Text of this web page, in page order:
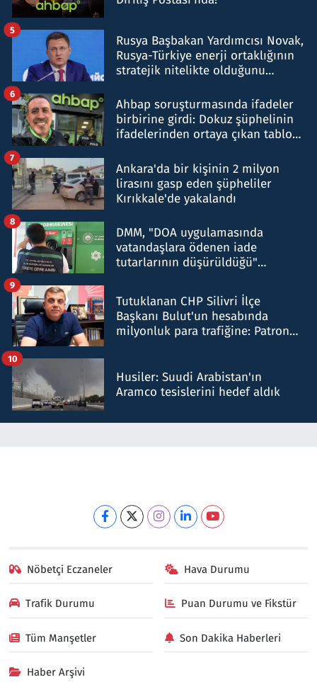
Rusya Başbakan Yardımcısı Novak,
Rusya-Türkiye enerji ortaklığının
stratejik nitelikte olduğunu
5
Ahbap soruşturmasında ifadeler
birbirine girdi: Dokuz şüphelinin
ifadelerinden ortaya çıkan tablo
6
Ankara'da bir kişinin 2 milyon
lirasını gasp eden şüpheliler
Kırıkkale'de yakalandı
7
DMM, "DOA uygulamasında
vatandaşlara ödenen iade
tutarlarının düşürüldüğü"
8
Tutuklanan CHP Silivri İlçe
Başkanı Bulut'un hesabında
milyonluk para trafiğine: Patron
9
Husiler: Suudi Arabistan'ın
Aramco tesislerini hedef aldık
10
Nöbetçi Eczaneler Hava Durumu
Trafik Durumu Puan Durumu ve Fikstür
Tüm Manşetler Son Dakika Haberleri
Haber Arşivi